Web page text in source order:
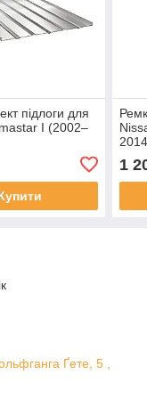
підлоги для
I (2002–
1
Ґете, 5 ,